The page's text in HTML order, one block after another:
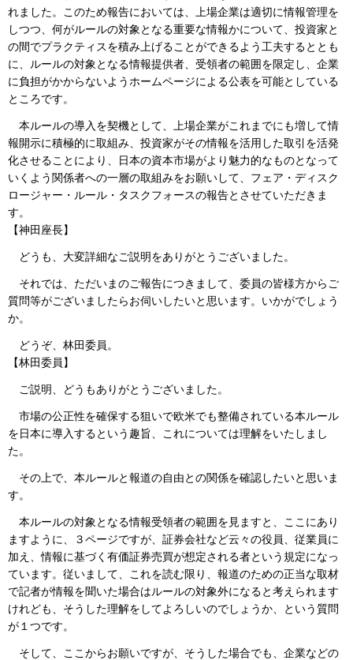
れました。このため報告においては、上場企業は適切に情報管理を
しつつ、何がルールの対象となる重要な情報かについて、投資家と
の間でプラクティスを積み上げることができるよう工夫するととも
に、ルールの対象となる情報提供者、受領者の範囲を限定し、企業
に負担がかからないようホームページによる公表を可能としている
ところです。
本ルールの導入を契機として、上場企業がこれまでにも増して情
報開示に積極的に取組み、投資家がその情報を活用した取引を活発
化させることにより、日本の資本市場がより魅力的なものとなって
いくよう関係者への一層の取組みをお願いして、フェア・ディスク
ロージャー・ルール・タスクフォースの報告とさせていただきま
す。
【神田座長】
どうも、大変詳細なご説明をありがとうございました。
それでは、ただいまのご報告につきまして、委員の皆様方からご
質問等がございましたらお伺いしたいと思います。いかがでしょう
か。
どうぞ、林田委員。
【林田委員】
ご説明、どうもありがとうございました。
市場の公正性を確保する狙いで欧米でも整備されている本ルール
を日本に導入するという趣旨、これについては理解をいたしまし
た。
その上で、本ルールと報道の自由との関係を確認したいと思いま
す。
本ルールの対象となる情報受領者の範囲を見ますと、ここにあり
ますように、３ページですが、証券会社など云々の役員、従業員に
加え、情報に基づく有価証券売買が想定される者という規定になっ
ています。従いまして、これを読む限り、報道のための正当な取材
で記者が情報を聞いた場合はルールの対象外になると考えられます
けれども、そうした理解をしてよろしいのでしょうか、という質問
が１つです。
そして、ここからお願いですが、そうした場合でも、企業などの